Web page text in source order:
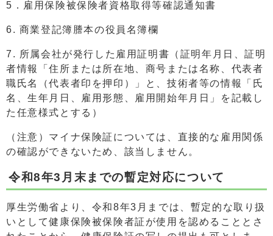
5．雇用保険被保険者資格取得等確認通知書
6. 商業登記簿謄本の役員名簿欄
7. 所属会社が発行した雇用証明書（証明年月日、証明
者情報「住所または所在地、商号または名称、代表者
職氏名（代表者印を押印）」と、技術者等の情報「氏
名、生年月日、雇用形態、雇用開始年月日」を記載し
た任意様式とする）
（注意）マイナ保険証については、直接的な雇用関係
の確認ができないため、該当しません。
令和8年3月末までの暫定対応について
厚生労働省より、令和8年3月までは、暫定的な取り扱
いとして健康保険被保険者証が使用を認めることとさ